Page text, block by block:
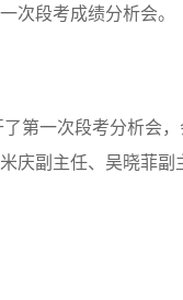
次段考成绩分析会。
第一次段考分析会
庆副主任、吴晓菲